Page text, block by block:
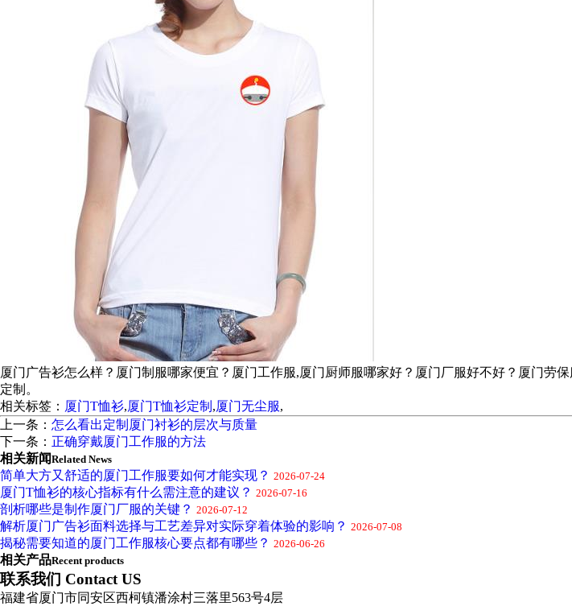
厦门广告衫怎么样？厦门制服哪家便宜？厦门工作服,厦门厨师服哪家好？厦门厂服好不好？厦门劳
定制。
相关标签： 厦门T恤衫,厦门T恤衫定制 ,厦门无尘服,
上一条： 怎么看出定制厦门衬衫的层次与质量
下一条： 正确穿戴厦门工作服的方法
相关新闻Related News
简单大方又舒适的厦门工作服要如何才能实现？ 2026-07-24
厦门T恤衫的核心指标有什么需注意的建议？ 2026-07-16
剖析哪些是制作厦门厂服的关键？ 2026-07-12
解析厦门广告衫面料选择与工艺差异对实际穿着体验的影响？ 2026-07-08
揭秘需要知道的厦门工作服核心要点都有哪些？ 2026-06-26
相关产品Recent products
联系我们 Contact US
福建省厦门市同安区西柯镇潘涂村三落里563号4层